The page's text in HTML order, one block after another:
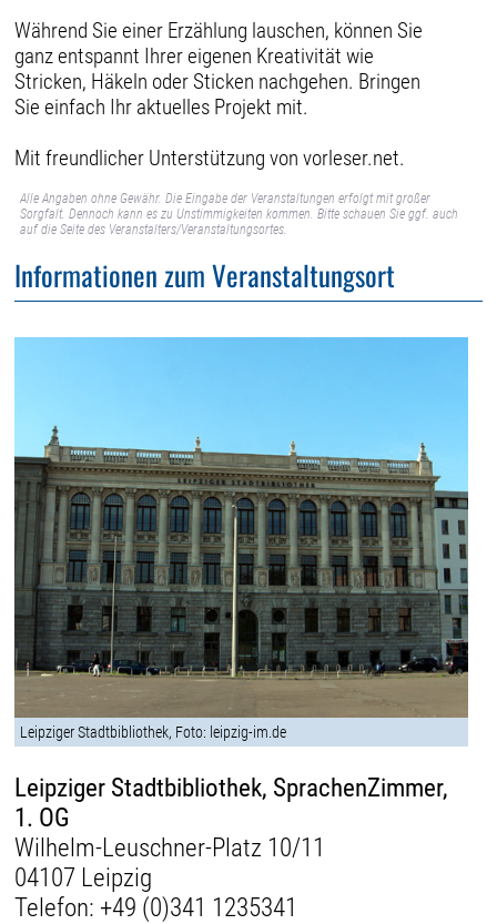
Während Sie einer Erzählung lauschen, können Sie
ganz entspannt Ihrer eigenen Kreativität wie
Stricken, Häkeln oder Sticken nachgehen. Bringen
Sie einfach Ihr aktuelles Projekt mit.
Mit freundlicher Unterstützung von vorleser.net.
Alle Angaben ohne Gewähr. Die Eingabe der Veranstaltungen erfolgt mit großer
Sorgfalt. Dennoch kann es zu Unstimmigkeiten kommen. Bitte schauen Sie ggf. auch
auf die Seite des Veranstalters/Veranstaltungsortes.
Informationen zum Veranstaltungsort
Leipziger Stadtbibliothek, Foto: leipzig-im.de
Leipziger Stadtbibliothek, SprachenZimmer,
1. OG
Wilhelm-Leuschner-Platz 10/11
04107 Leipzig
Telefon: +49 (0)341 1235341